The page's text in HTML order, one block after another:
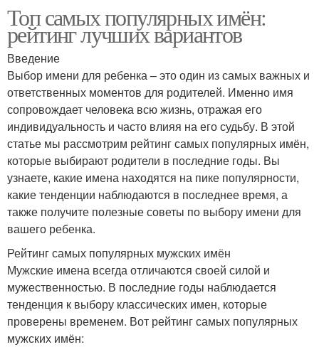
Топ самых популярных имён:
рейтинг лучших вариантов
Введение
Выбор имени для ребенка – это один из самых важных и
ответственных моментов для родителей. Именно имя
сопровождает человека всю жизнь, отражая его
индивидуальность и часто влияя на его судьбу. В этой
статье мы рассмотрим рейтинг самых популярных имён,
которые выбирают родители в последние годы. Вы
узнаете, какие имена находятся на пике популярности,
какие тенденции наблюдаются в последнее время, а
также получите полезные советы по выбору имени для
вашего ребенка.
Рейтинг самых популярных мужских имён
Мужские имена всегда отличаются своей силой и
мужественностью. В последние годы наблюдается
тенденция к выбору классических имен, которые
проверены временем. Вот рейтинг самых популярных
мужских имён: